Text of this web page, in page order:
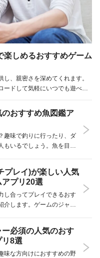
楽しめるおすすめゲーム
、親密さを深めてくれます。
ードして気軽にいつでも遊べる
おすすめ魚図鑑ア
趣味で釣りに行ったり、ダ
もいるでしょう。魚を目に
る人気の魚の図鑑アプリを
プレイ)が楽しい人気
プリ20選
し合ってプレイできるおす
介します。ゲームのジャン
しめるアプリばかりです
必須の人気のおす
8選
味な方向けにおすすめの野